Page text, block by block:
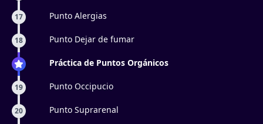
17 Punto Alergias
18 Punto Dejar de fumar
Práctica de Puntos Orgánicos
19 Punto Occipucio
20 Punto Suprarenal